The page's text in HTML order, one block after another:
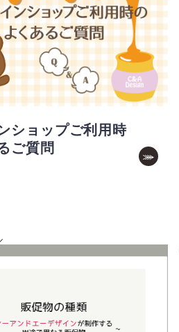
ショップご利用時
ご質問